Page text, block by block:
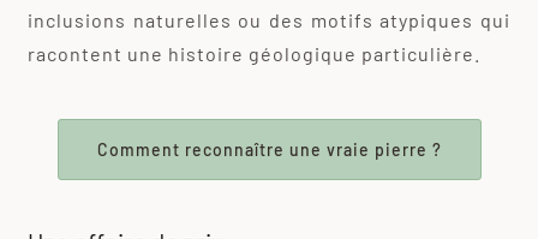
inclusions naturelles ou des motifs atypiques qui
racontent une histoire géologique particulière.
Comment reconnaître une vraie pierre ?